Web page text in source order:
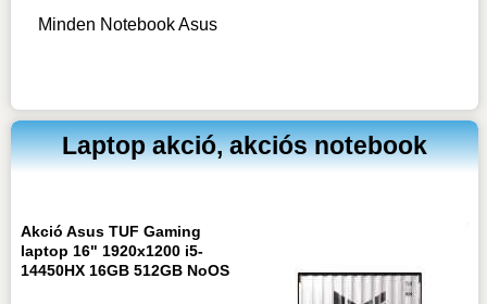
Minden Notebook Asus
Laptop akció, akciós notebook
Akció Asus TUF Gaming
laptop 16" 1920x1200 i5-
14450HX 16GB 512GB NoOS